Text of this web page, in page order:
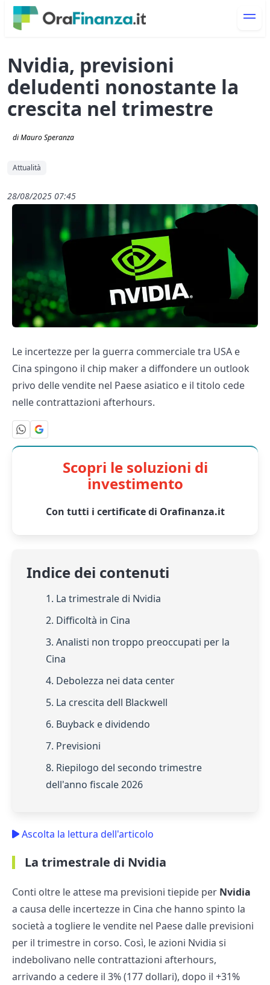
Nvidia, previsioni
deludenti nonostante la
crescita nel trimestre
di Mauro Speranza
Attualità
28/08/2025 07:45
Le incertezze per la guerra commerciale tra USA e
Cina spingono il chip maker a diffondere un outlook
privo delle vendite nel Paese asiatico e il titolo cede
nelle contrattazioni afterhours.
Scopri le soluzioni di
investimento
Con tutti i certificate di Orafinanza.it
Indice dei contenuti
1. La trimestrale di Nvidia
2. Difficoltà in Cina
3. Analisti non troppo preoccupati per la
Cina
4. Debolezza nei data center
5. La crescita dell Blackwell
6. Buyback e dividendo
7. Previsioni
8. Riepilogo del secondo trimestre
dell'anno fiscale 2026
Ascolta la lettura dell'articolo
La trimestrale di Nvidia
Conti oltre le attese ma previsioni tiepide per Nvidia
a causa delle incertezze in Cina che hanno spinto la
società a togliere le vendite nel Paese dalle previsioni
per il trimestre in corso. Così, le azioni Nvidia si
indebolivano nelle contrattazioni afterhours,
arrivando a cedere il 3% (177 dollari), dopo il +31%